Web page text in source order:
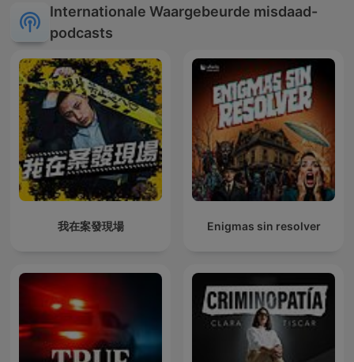
Internationale Waargebeurde misdaad-
podcasts
我在案發現場 Enigmas sin resolver